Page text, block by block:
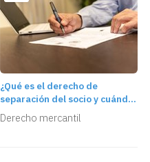
¿Qué es el derecho de
separación del socio y cuándo
se puede ejercer?
Derecho mercantil